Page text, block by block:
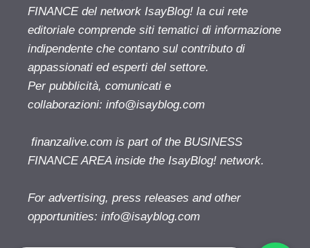
FINANCE del network IsayBlog! la cui rete
editoriale comprende siti tematici di informazione
indipendente che contano sul contributo di
appassionati ed esperti del settore.
Per pubblicità, comunicati e
collaborazioni: info@isayblog.com
finanzalive.com is part of the BUSINESS
FINANCE AREA inside the IsayBlog! network.
For advertising, press releases and other
opportunities: info@isayblog.com